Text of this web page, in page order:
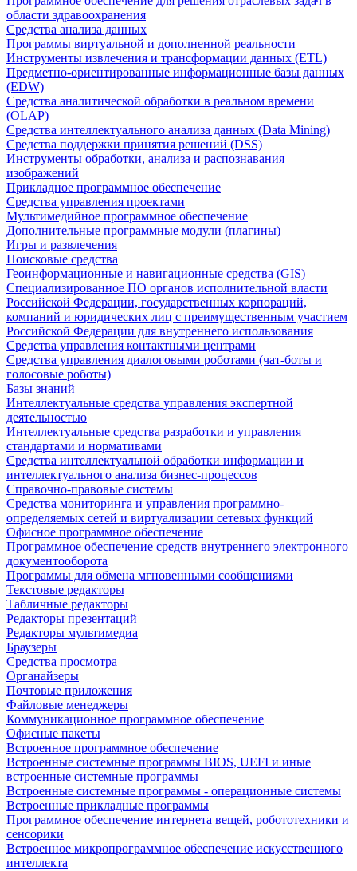
области здравоохранения
Средства анализа данных
Программы виртуальной и дополненной реальности
Инструменты извлечения и трансформации данных (ETL)
Предметно-ориентированные информационные базы данных
(EDW)
Средства аналитической обработки в реальном времени
(OLAP)
Средства интеллектуального анализа данных (Data Mining)
Средства поддержки принятия решений (DSS)
Инструменты обработки, анализа и распознавания
изображений
Прикладное программное обеспечение
Средства управления проектами
Мультимедийное программное обеспечение
Дополнительные программные модули (плагины)
Игры и развлечения
Поисковые средства
Геоинформационные и навигационные средства (GIS)
Специализированное ПО органов исполнительной власти
Российской Федерации, государственных корпораций,
компаний и юридических лиц с преимущественным участием
Российской Федерации для внутреннего использования
Средства управления контактными центрами
Средства управления диалоговыми роботами (чат-боты и
голосовые роботы)
Базы знаний
Интеллектуальные средства управления экспертной
деятельностью
Интеллектуальные средства разработки и управления
стандартами и нормативами
Средства интеллектуальной обработки информации и
интеллектуального анализа бизнес-процессов
Справочно-правовые системы
Средства мониторинга и управления программно-
определяемых сетей и виртуализации сетевых функций
Офисное программное обеспечение
Программное обеспечение средств внутреннего электронного
документооборота
Программы для обмена мгновенными сообщениями
Текстовые редакторы
Табличные редакторы
Редакторы презентаций
Редакторы мультимедиа
Браузеры
Средства просмотра
Органайзеры
Почтовые приложения
Файловые менеджеры
Коммуникационное программное обеспечение
Офисные пакеты
Встроенное программное обеспечение
Встроенные системные программы BIOS, UEFI и иные
встроенные системные программы
Встроенные системные программы - операционные системы
Встроенные прикладные программы
Программное обеспечение интернета вещей, робототехники и
сенсорики
Встроенное микропрограммное обеспечение искусственного
интеллекта